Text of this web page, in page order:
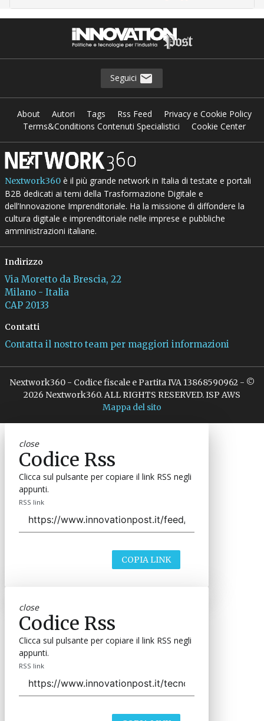
Seguici
About Autori Tags Rss Feed
Privacy e Cookie Policy
Terms&Conditions Contenuti Specialistici
Cookie Center
Nextwork360è il più grande network in Italia di testate e portali
B2B dedicati ai temi della Trasformazione Digitale e
dell’Innovazione Imprenditoriale. Ha la missione di diffondere la
cultura digitale e imprenditoriale nelle imprese e pubbliche
amministrazioni italiane.
Indirizzo
Via Moretto da Brescia, 22
Milano - Italia
CAP 20133
Contatti
Contatta il nostro team per maggiori informazioni
Nextwork360 - Codice fiscale e Partita IVA 13868590962 - ©
2026 Nextwork360. ALL RIGHTS RESERVED. ISP AWS
Mappa del sito
close
Codice Rss
Clicca sul pulsante per copiare il link RSS negli
appunti.
RSS link
COPIA LINK
close
Codice Rss
Clicca sul pulsante per copiare il link RSS negli
appunti.
RSS link